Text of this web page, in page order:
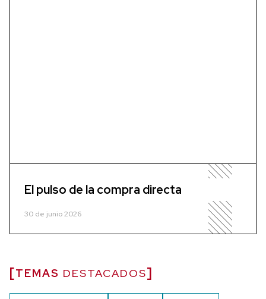
El pulso de la compra directa
30 de junio 2026
TEMAS DESTACADOS